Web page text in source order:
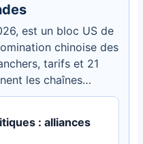
est un bloc US de
chinoise des
tarifs et 21
les chaînes
: alliances